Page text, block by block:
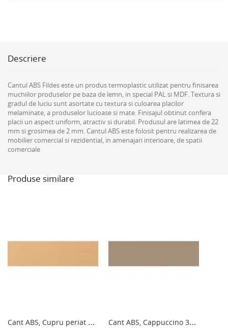
Descriere
Cantul ABS Fildes este un produs termoplastic utilizat pentru finisarea
muchiilor produselor pe baza de lemn, in special PAL si MDF. Textura si
gradul de luciu sunt asortate cu textura si culoarea placilor
melaminate, a produselor lucioase si mate. Finisajul obtinut confera
placii un aspect uniform, atractiv si durabil. Produsul are latimea de 22
mm si grosimea de 2 mm. Cantul ABS este folosit pentru realizarea de
mobilier comercial si rezidential, in amenajari interioare, de spatii
comerciale
Produse similare
C
ant ABS, Cupru periat​​​​​​​ AL05, 23 x 1 mm C
ant ABS, Cappuccino 301SU-M, 22 x 2 mm